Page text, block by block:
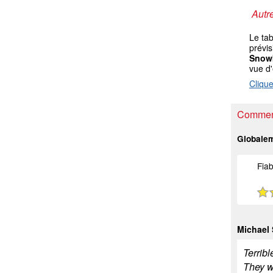
Le
vue
Michael
They